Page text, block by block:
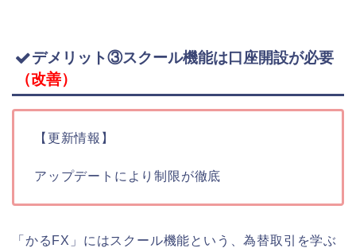
デメリット③スクール機能は口座開設が必要
（改善）
【更新情報】
アップデートにより制限が徹底
「かるFX」にはスクール機能という、為替取引を学ぶ